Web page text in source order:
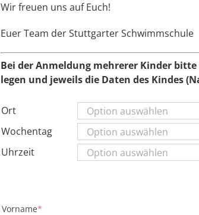
Wir freuen uns auf Euch!
Euer Team der Stuttgarter Schwimmschule
Bei der Anmeldung mehrerer Kinder
legen und jeweils die Daten des Kindes
Ort
Wochentag
Uhrzeit
Vorname*